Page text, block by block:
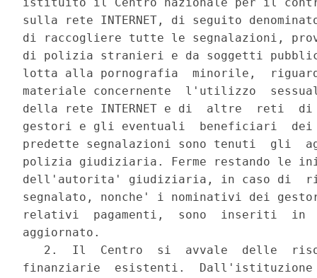
sulla rete INTERNET, di seguito
di raccogliere tutte le segnalazioni,
di polizia stranieri e da soggetti
lotta alla pornografia  minorile,
materiale concernente  l'utilizzo
della rete INTERNET e di  altre  reti  di
gestori e gli eventuali  beneficiari
predette segnalazioni sono tenuti
polizia giudiziaria. Ferme restando le
dell'autorita' giudiziaria, in caso di
segnalato, nonche' i nominativi dei
relativi  pagamenti,  sono  inseriti  in
aggiornato.
2.  Il  Centro  si  avvale  delle
finanziarie  esistenti.  Dall'istituzione